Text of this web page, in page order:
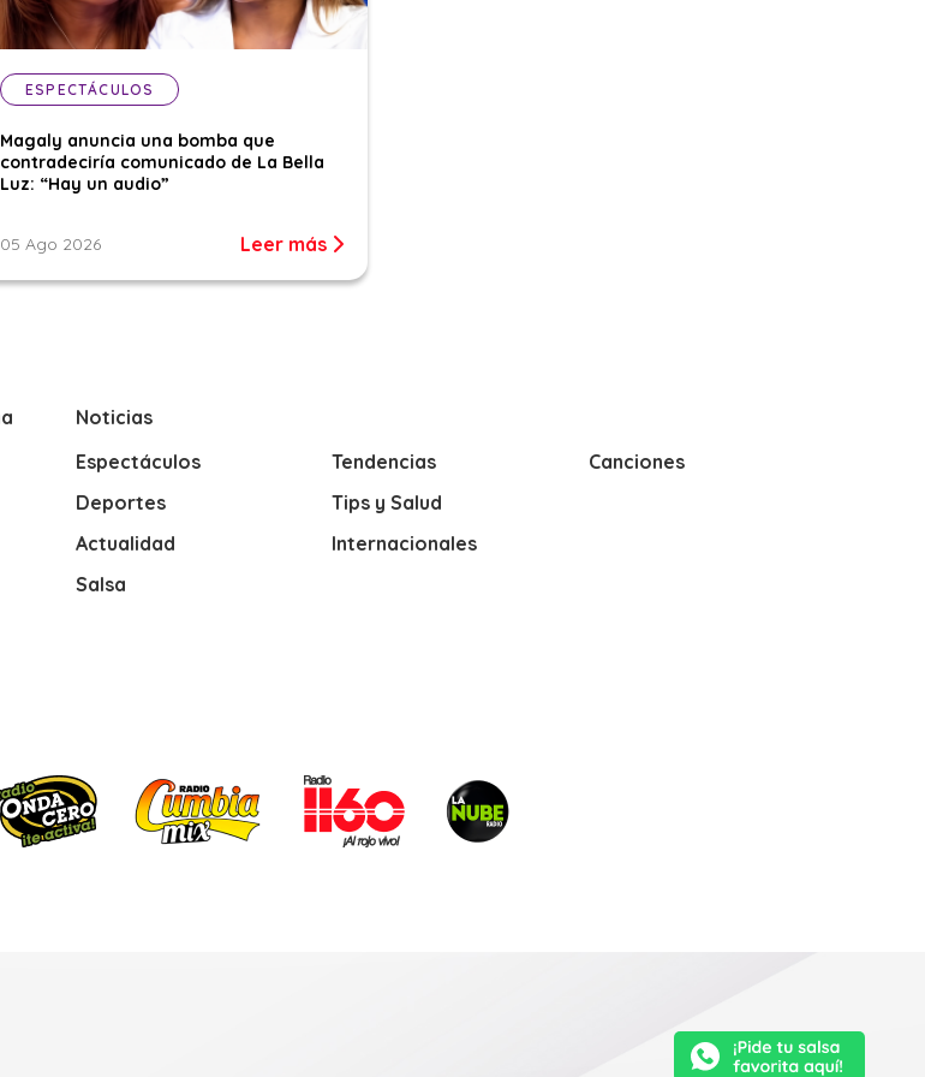
ESPECTÁCULOS
Magaly anuncia una bomba que
contradeciría comunicado de La Bella
Luz: “Hay un audio”
05 Ago 2026 Leer más
Noticias
Espectáculos
Deportes
Actualidad
Salsa
Tendencias
Tips y Salud
Internacionales
Canciones